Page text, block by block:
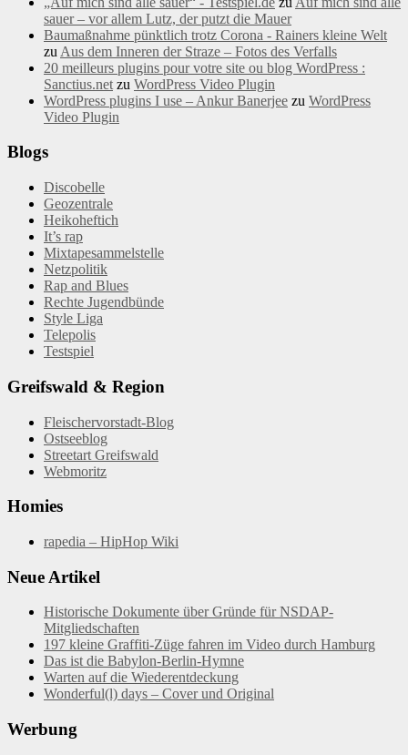
sauer – vor allem Lutz, der putzt die Mauer
Baumaßnahme pünktlich trotz Corona - Rainers kleine Welt
zu Aus dem Inneren der Straze – Fotos des Verfalls
20 meilleurs plugins pour votre site ou blog WordPress :
Sanctius.net zu WordPress Video Plugin
WordPress plugins I use – Ankur Banerjee zu WordPress
Video Plugin
Blogs
Discobelle
Geozentrale
Heikoheftich
It’s rap
Mixtapesammelstelle
Netzpolitik
Rap and Blues
Rechte Jugendbünde
Style Liga
Telepolis
Testspiel
Greifswald & Region
Fleischervorstadt-Blog
Ostseeblog
Streetart Greifswald
Webmoritz
Homies
rapedia – HipHop Wiki
Neue Artikel
Historische Dokumente über Gründe für NSDAP-
Mitgliedschaften
197 kleine Graffiti-Züge fahren im Video durch Hamburg
Das ist die Babylon-Berlin-Hymne
Warten auf die Wiederentdeckung
Wonderful(l) days – Cover und Original
Werbung